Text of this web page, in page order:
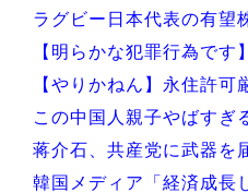
ラグビー日本代表の有望
【明らかな犯罪行為です
【やりかねん】永住許可
この中国人親子やばすぎ
蒋介石、共産党に武器を
韓国メディア「経済成長